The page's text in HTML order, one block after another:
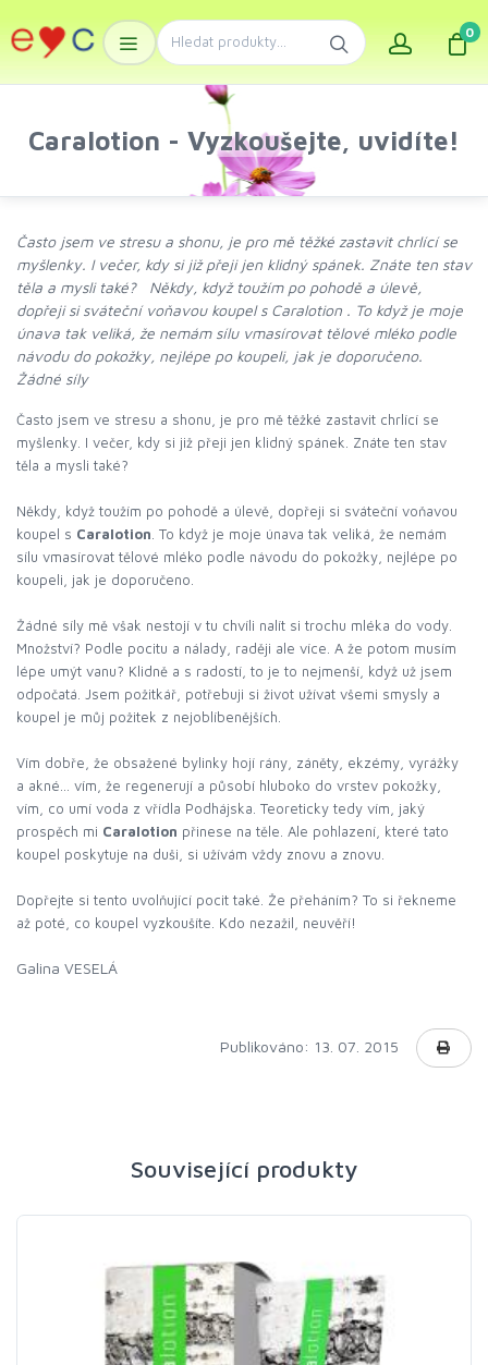
0
Caralotion - Vyzkoušejte, uvidíte!
Často jsem ve stresu a shonu, je pro mě těžké zastavit chrlící se
myšlenky. I večer, kdy si již přeji jen klidný spánek. Znáte ten stav
těla a mysli také? Někdy, když toužím po pohodě a úlevě,
dopřeji si sváteční voňavou koupel s Caralotion . To když je moje
únava tak veliká, že nemám sílu vmasírovat tělové mléko podle
návodu do pokožky, nejlépe po koupeli, jak je doporučeno.
Žádné síly
Často jsem ve stresu a shonu, je pro mě těžké zastavit chrlící se
myšlenky. I večer, kdy si již přeji jen klidný spánek. Znáte ten stav
těla a mysli také?
Někdy, když toužím po pohodě a úlevě, dopřeji si sváteční voňavou
koupel s Caralotion . To když je moje únava tak veliká, že nemám
sílu vmasírovat tělové mléko podle návodu do pokožky, nejlépe po
koupeli, jak je doporučeno.
Žádné síly mě však nestojí v tu chvíli nalít si trochu mléka do vody.
Množství? Podle pocitu a nálady, raději ale více. A že potom musím
lépe umýt vanu? Klidně a s radostí, to je to nejmenší, když už jsem
odpočatá. Jsem požitkář, potřebuji si život užívat všemi smysly a
koupel je můj požitek z nejoblíbenějších.
Vím dobře, že obsažené bylinky hojí rány, záněty, ekzémy, vyrážky
a akné... vím, že regenerují a působí hluboko do vrstev pokožky,
vím, co umí voda z vřídla Podhájska. Teoreticky tedy vím, jaký
prospěch mi Caralotion přinese na těle. Ale pohlazení, které tato
koupel poskytuje na duši, si užívám vždy znovu a znovu.
Dopřejte si tento uvolňující pocit také. Že přeháním? To si řekneme
až poté, co koupel vyzkoušíte. Kdo nezažil, neuvěří!
Galina VESELÁ
Publikováno: 13. 07. 2015
Související produkty